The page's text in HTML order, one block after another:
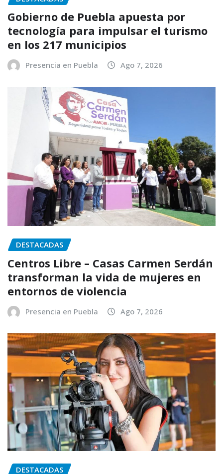
Gobierno de Puebla apuesta por
tecnología para impulsar el turismo
en los 217 municipios
Presencia en Puebla Ago 7, 2026
DESTACADAS
Centros Libre – Casas Carmen Serdán
transforman la vida de mujeres en
entornos de violencia
Presencia en Puebla Ago 7, 2026
DESTACADAS